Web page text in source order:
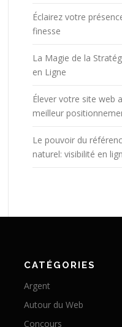
Éclairez votre
finesse
La Magie de la
en Ligne
Élever votre site web
meilleur
Le pouvoir du
naturel: visibilité en
CATÉGORIES
Argent
Autour du Web
Concours